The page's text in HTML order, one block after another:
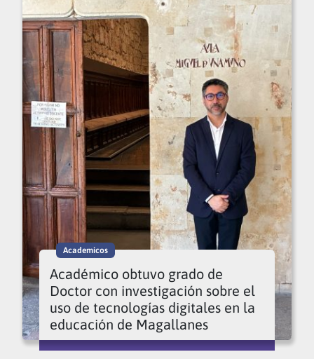
Academicos
Académico obtuvo grado de
Doctor con investigación sobre el
uso de tecnologías digitales en la
educación de Magallanes